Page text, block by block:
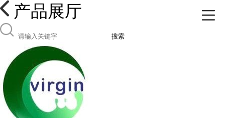
产品展厅
搜索